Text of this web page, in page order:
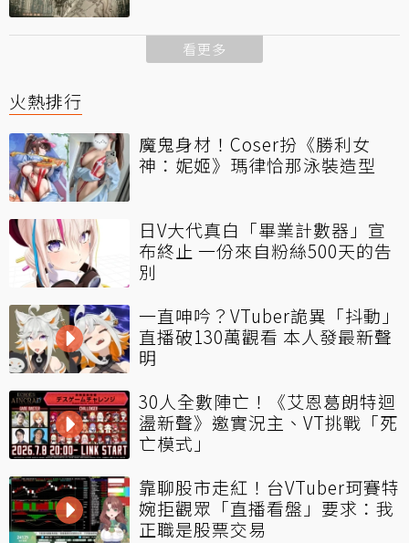
看更多
火熱排行
魔鬼身材！Coser扮《勝利女
神：妮姬》瑪律恰那泳裝造型
日V大代真白「畢業計數器」宣
布終止 一份來自粉絲500天的告
別
一直呻吟？VTuber詭異「抖動」
直播破130萬觀看 本人發最新聲
明
30人全數陣亡！《艾恩葛朗特迴
盪新聲》邀實況主、VT挑戰「死
亡模式」
靠聊股市走紅！台VTuber珂賽特
婉拒觀眾「直播看盤」要求：我
正職是股票交易